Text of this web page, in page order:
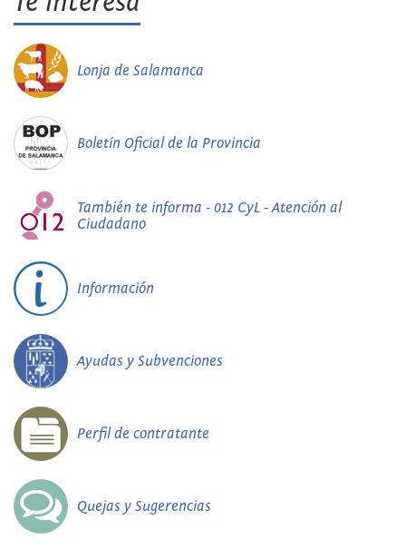
Lonja de Salamanca
Boletín Oficial de la Provincia
También te informa - 012 CyL - Atención al
Ciudadano
Información
Ayudas y Subvenciones
Perfil de contratante
Quejas y Sugerencias